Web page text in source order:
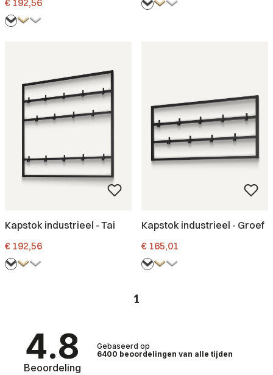
Kapstok industrieel - Tai
Prijs
€ 192,56
Kapstok industrieel - Groef
Prijs
€ 165,01
1
4.8
Beoordeling
Gebaseerd op
6400 beoordelingen van alle tijden